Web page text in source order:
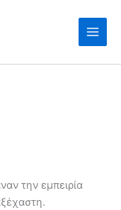
την εμπειρία